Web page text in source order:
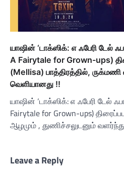
யாஷின் ‘டாக்ஸிக்: எ ஃபேரி டேல்
A Fairytale for Grown-ups)
(Mellisa) பாத்திரத்தில்,
வெளியானது !!
யாஷின் ‘டாக்ஸிக்: எ ஃபேரி டேல்
Fairytale for Grown-ups)
ஆழமும் , துணிச்சலுடனும்
Leave a Reply